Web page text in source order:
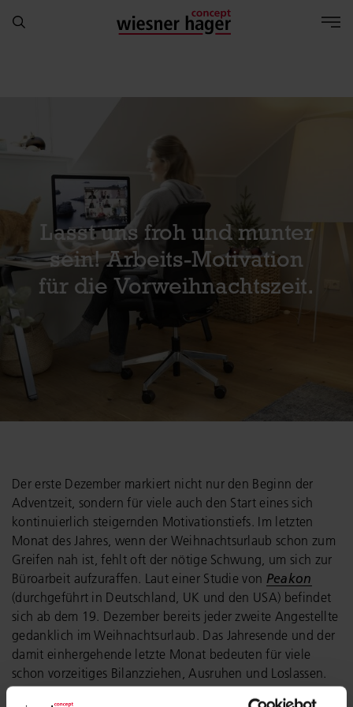
Lasst uns froh und munter
sein! Arbeits-Motivation
für die Vorweihnachtszeit.
Der erste Dezember markiert nicht nur den Beginn der
Adventzeit, sondern für viele auch den Start eines sich
kontinuierlich steigernden Motivationstiefs. Im letzten
Monat des Jahres, wenn der Weihnachtsurlaub schon zum
Greifen nah ist, fehlt oft der nötige Schwung, um sich zur
Büroarbeit aufzuraffen. Laut einer Studie von Peakon
(durchgeführt in Deutschland, UK und den USA) befindet
sich ab dem 19. Dezember bereits jeder zweite Angestellte
gedanklich im Weihnachtsurlaub. Das Jahresende und der
damit einhergehende letzte Monat bedeuten für viele
schon vorzeitiges Bilanzziehen, Ausruhen und Loslassen.